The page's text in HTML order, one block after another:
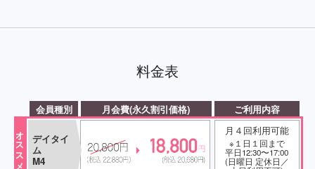
料金表
会員種別 月会費(永久割引価格) ご利用内容
オススメ！
デイタイ
ム
M4
月４回利用可能
※１日１回まで
平日12:30〜17:00
(日曜日 定休日／